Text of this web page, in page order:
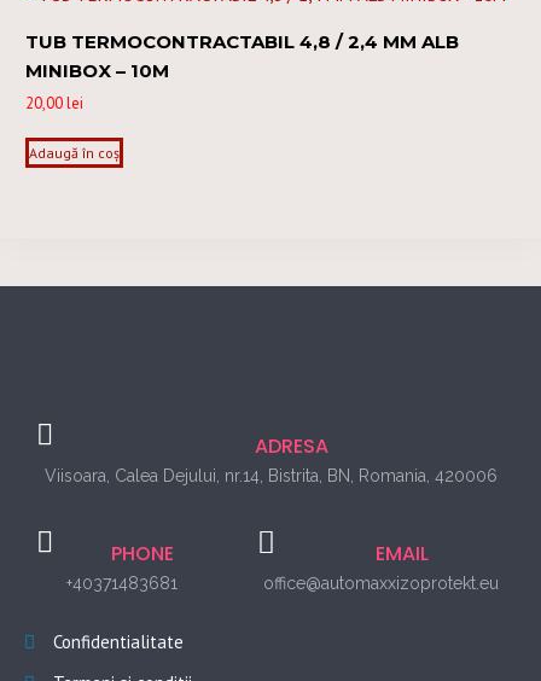
TUB TERMOCONTRACTABIL 4,8 / 2,4 MM ALB
MINIBOX – 10M
20,00lei
Adaugă în coș
ADRESA
Viisoara, Calea Dejului, nr.14, Bistrita, BN, Romania, 420006
PHONE
+40371483681
EMAIL
office@automaxxizoprotekt.eu
Confidentialitate